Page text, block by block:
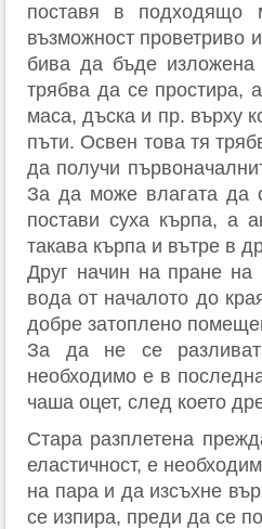
поставя в подходящо
възможност проветриво
бива да бъде
трябва да се простира,
маса, дъска и пр. върху
пъти. Освен това тя
да получи
За да може влагата да
постави суха кърпа, а
такава кърпа и вътре в
Друг начин на пране на
вода от началото до
добре затоплено
За да не се
необходимо е в
чаша оцет, след което
Стара разплетена
еластичност, е
на пара и да изсъхне
се изпира, преди да се